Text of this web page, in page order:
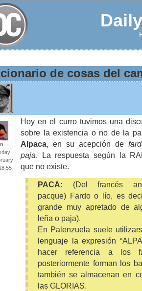
de cosas del
Hoy en el curro tuvimos una
sobre la existencia o no de la
Alpaca , en su acepción de
paja . La respuesta según la
que no existe.
PACA: (Del francés
pacque) Fardo o lío, es
grande muy apretado de
leña o paja).
En Palenzuela suele
lenguaje la expresión
hacer referencia a los
posteriormente forman los
también se almacenan en
las GLORIAS.